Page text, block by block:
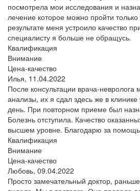
посмотрела мои исследования и
лечение которое можно пройти
результате меня устроило качество
специалисту я больше не обращусь.
Квалификация
Внимание
Цена-качество
Илья, 11.04.2022
После консультации врача-
анализы, их я сдал здесь же в
день. При повторном приеме был
Болезнь отступила. Качество
высшем уровне. Благодарю за
Квалификация
Внимание
Цена-качество
Любовь, 09.04.2022
Просто замечательный доктор,